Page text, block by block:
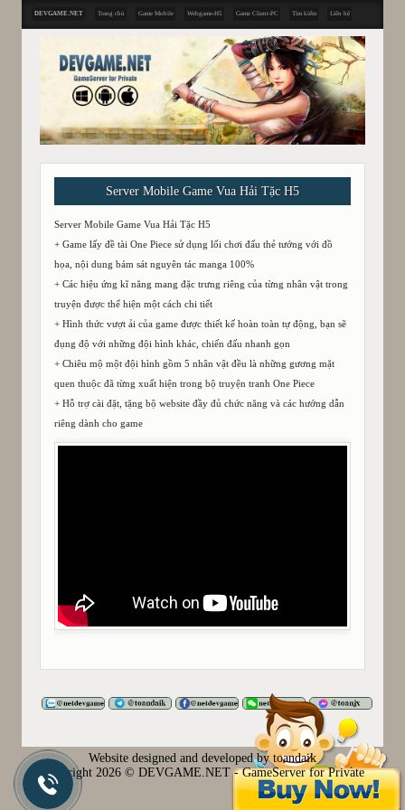
DEVGAME.NET Trang chủ Game Mobile Webgame-H5 Game Client-PC Tìm kiếm Liên hệ
Server Mobile Game Vua Hải Tặc H5
Server Mobile Game Vua Hải Tặc H5
+ Game lấy đề tài One Piece sử dụng lối chơi đấu thẻ tướng với đồ
họa, nội dung bám sát nguyên tác manga 100%
+ Các hiệu ứng kĩ năng mang đặc trưng riêng của từng nhân vật trong
truyện được thể hiện một cách chi tiết
+ Hình thức vượt ải của game được thiết kế hoàn toàn tự động, bạn sẽ
đụng độ với những đội hình khác, chiến đấu nhanh gọn
+ Chiêu mộ một đội hình gồm 5 nhân vật đều là những gương mặt
quen thuộc đã từng xuất hiện trong bộ truyện tranh One Piece
+ Hỗ trợ cài đặt, tặng bộ website đầy đủ chức năng và các hướng dẫn
riêng dành cho game
Website designed and developed by toandaik
Copyright 2026 © DEVGAME.NET - GameServer for Private